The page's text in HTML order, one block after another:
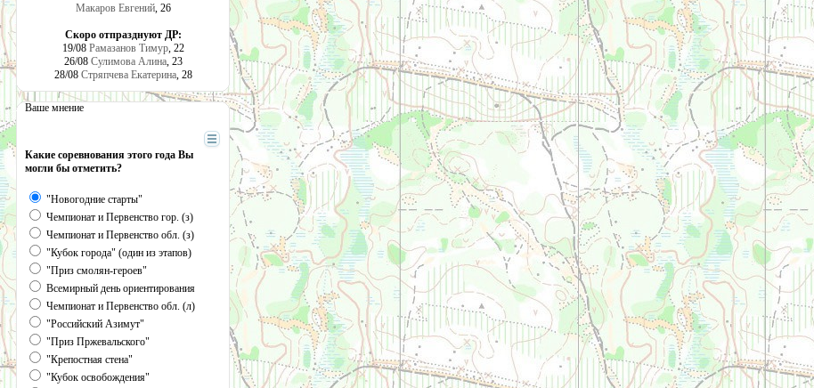
Макаров Евгений, 26
Скоро отпразднуют ДР:
19/08 Рамазанов Тимур, 22
26/08 Сулимова Алина, 23
28/08 Стряпчева Екатерина, 28
Ваше мнение
Какие соревнования этого года Вы
могли бы отметить?
"Новогодние старты"
Чемпионат и Первенство гор. (з)
Чемпионат и Первенство обл. (з)
"Кубок города" (один из этапов)
"Приз смолян-героев"
Всемирный день ориентирования
Чемпионат и Первенство обл. (л)
"Российский Азимут"
"Приз Пржевальского"
"Крепостная стена"
"Кубок освобождения"